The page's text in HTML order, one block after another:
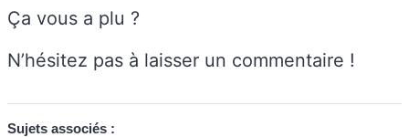
Ça vous a plu ?
N’hésitez pas à laisser un commentaire !
Sujets associés :